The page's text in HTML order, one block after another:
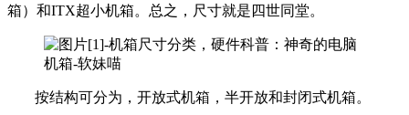
箱）和ITX超小机箱。总之，尺寸就是四世同堂。
按结构可分为，开放式机箱，半开放和封闭式机箱。